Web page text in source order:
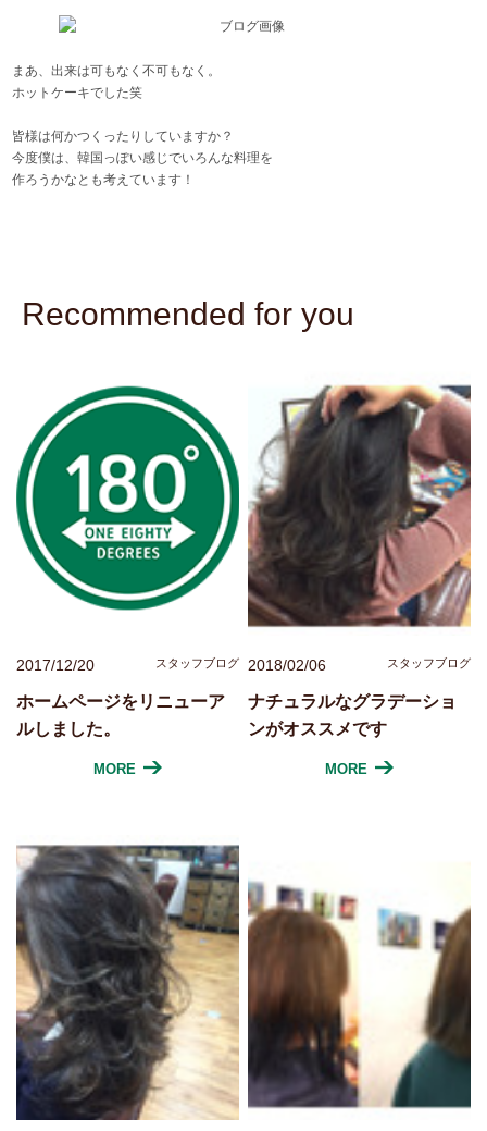
まあ、出来は可もなく不可もなく。
ホットケーキでした笑
皆様は何かつくったりしていますか？
今度僕は、韓国っぽい感じでいろんな料理を
作ろうかなとも考えています！
Recommended for you
2017/12/20 スタッフブログ
ホームページをリニューア
ルしました。
MORE
2018/02/06 スタッフブログ
ナチュラルなグラデーショ
ンがオススメです
MORE